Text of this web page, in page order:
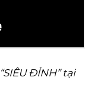
ĐỈNH” tại